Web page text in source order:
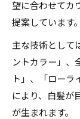
望に合わせてカ
提案しています。
主な技術として
ントカラー」、
ト」、「ローラ
により、白髪が
が生まれます。